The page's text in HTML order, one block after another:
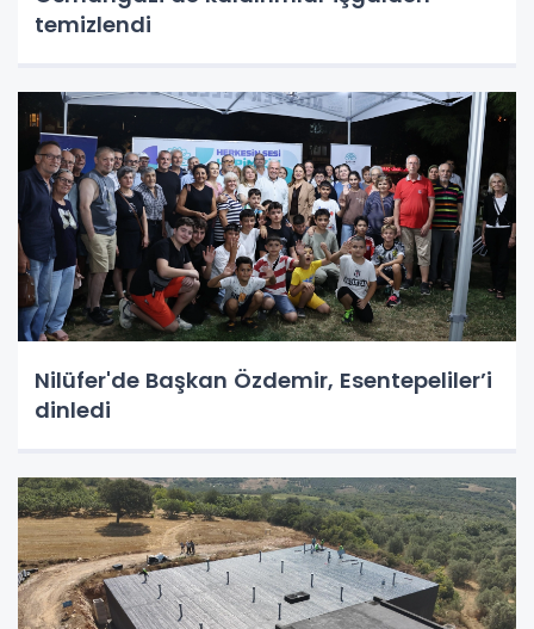
temizlendi
Nilüfer'de Başkan Özdemir, Esentepeliler’i
dinledi